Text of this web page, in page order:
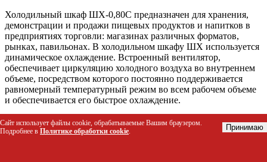
Холодильный шкаф ШХ-0,80С предназначен для хранения,
демонстрации и продажи пищевых продуктов и напитков в
предприятиях торговли: магазинах различных форматов,
рынках, павильонах. В холодильном шкафу ШХ используется
динамическое охлаждение. Встроенный вентилятор,
обеспечивает циркуляцию холодного воздуха во внутреннем
объеме, посредством которого постоянно поддерживается
равномерный температурный режим во всем рабочем объеме
и обеспечивается его быстрое охлаждение.
Холодильный шкаф ШХ-0,80С вследствие продуманной
конструкции дверей со стеклопакетом обеспечивает
Сайт использует файлы cookie, обрабатываемые Вашим браузером.
Подробнее в Политике обработки cookie. Принимаю